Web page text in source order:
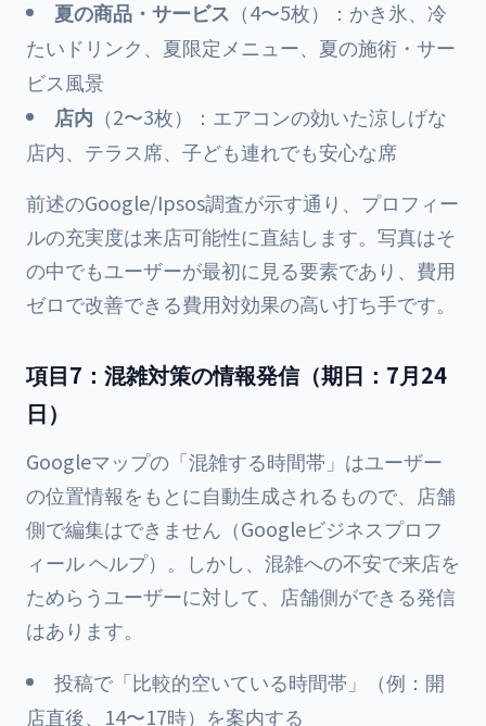
夏の商品・サービス （4〜5枚）：かき氷、冷
たいドリンク、夏限定メニュー、夏の施術・サー
ビス風景
店内 （2〜3枚）：エアコンの効いた涼しげな
店内、テラス席、子ども連れでも安心な席
前述のGoogle/Ipsos調査が示す通り、プロフィー
ルの充実度は来店可能性に直結します。写真はそ
の中でもユーザーが最初に見る要素であり、費用
ゼロで改善できる費用対効果の高い打ち手です。
項目7：混雑対策の情報発信（期日：7月24
日）
Googleマップの「混雑する時間帯」はユーザー
の位置情報をもとに自動生成されるもので、店舗
側で編集はできません（Googleビジネスプロフ
ィール ヘルプ）。しかし、混雑への不安で来店を
ためらうユーザーに対して、店舗側ができる発信
はあります。
投稿で「比較的空いている時間帯」（例：開
店直後、14〜17時）を案内する